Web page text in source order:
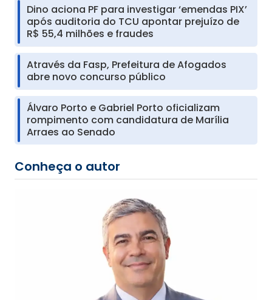
Dino aciona PF para investigar ‘emendas PIX’
após auditoria do TCU apontar prejuízo de
R$ 55,4 milhões e fraudes
Através da Fasp, Prefeitura de Afogados
abre novo concurso público
Álvaro Porto e Gabriel Porto oficializam
rompimento com candidatura de Marília
Arraes ao Senado
Conheça o autor